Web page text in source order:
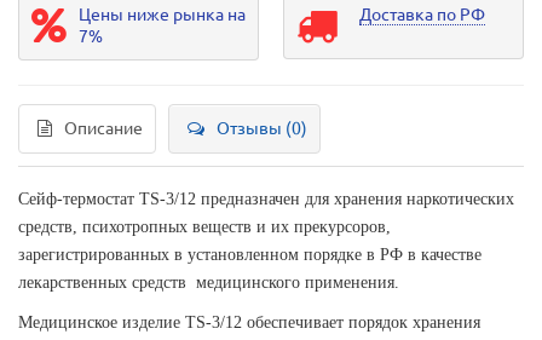
Цены ниже рынка на
7%
Доставка по РФ
Описание Отзывы (0)
Сейф-термостат TS-3/12 предназначен для хранения наркотических
средств, психотропных веществ и их прекурсоров,
зарегистрированных в установленном порядке в РФ в качестве
лекарственных средств медицинского применения.
Медицинское изделие TS-3/12 обеспечивает порядок хранения